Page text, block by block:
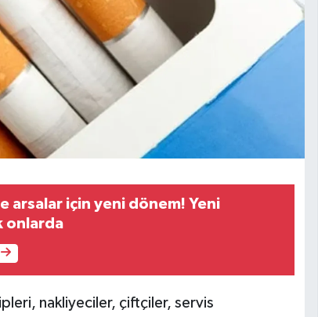
arsalar için yeni dönem! Yeni
onlarda
nakliyeciler, çiftçiler, servis